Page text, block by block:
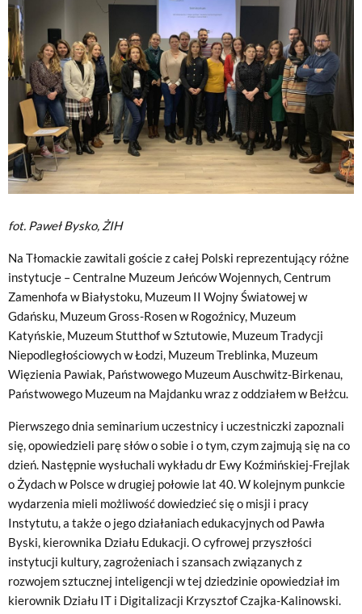
fot. Paweł Bysko, ŻIH
Na Tłomackie zawitali goście z całej Polski reprezentujący różne
instytucje – Centralne Muzeum Jeńców Wojennych, Centrum
Zamenhofa w Białystoku, Muzeum II Wojny Światowej w
Gdańsku, Muzeum Gross-Rosen w Rogoźnicy, Muzeum
Katyńskie, Muzeum Stutthof w Sztutowie, Muzeum Tradycji
Niepodległościowych w Łodzi, Muzeum Treblinka, Muzeum
Więzienia Pawiak, Państwowego Muzeum Auschwitz-Birkenau,
Państwowego Muzeum na Majdanku wraz z oddziałem w Bełżcu.
Pierwszego dnia seminarium uczestnicy i uczestniczki zapoznali
się, opowiedzieli parę słów o sobie i o tym, czym zajmują się na co
dzień. Następnie wysłuchali wykładu dr Ewy Koźmińskiej-Frejlak
o Żydach w Polsce w drugiej połowie lat 40. W kolejnym punkcie
wydarzenia mieli możliwość dowiedzieć się o misji i pracy
Instytutu, a także o jego działaniach edukacyjnych od Pawła
Byski, kierownika Działu Edukacji. O cyfrowej przyszłości
instytucji kultury, zagrożeniach i szansach związanych z
rozwojem sztucznej inteligencji w tej dziedzinie opowiedział im
kierownik Działu IT i Digitalizacji Krzysztof Czajka-Kalinowski.